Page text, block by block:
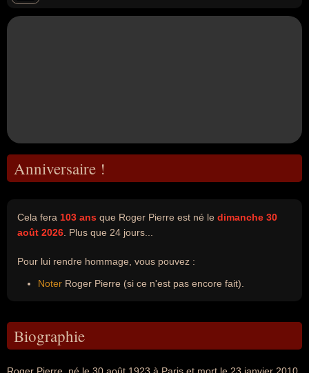
Anniversaire !
Cela fera 103 ans que Roger Pierre est né le dimanche 30
août 2026 . Plus que 24 jours...
Pour lui rendre hommage, vous pouvez :
Noter Roger Pierre (si ce n'est pas encore fait).
Biographie